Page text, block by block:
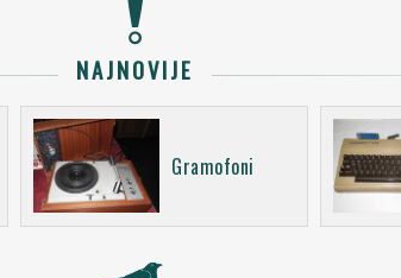
NAJNOVIJE
Gramofoni